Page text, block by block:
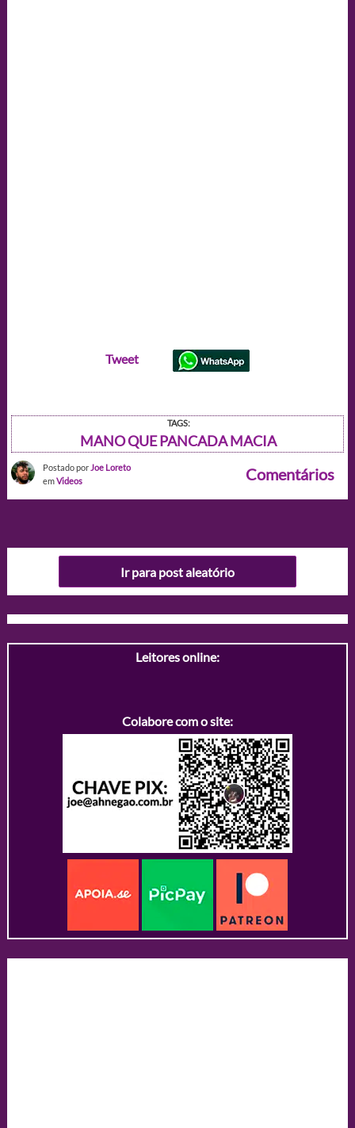
Tweet
TAGS:
MANO QUE PANCADA MACIA
Postado por Joe Loreto
emVideos Comentários
Ir para post aleatório
Leitores online:
Colabore com o site: